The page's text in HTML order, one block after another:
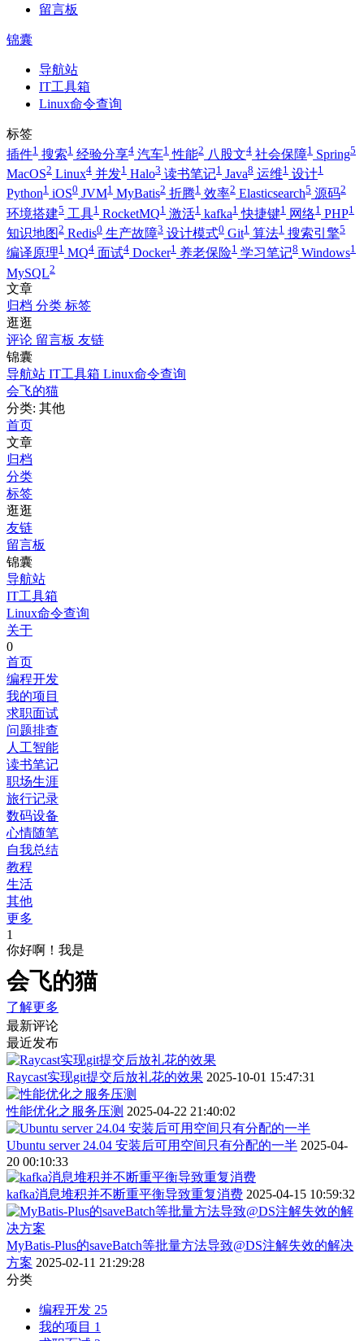
留言板
锦囊
导航站
IT工具箱
Linux命令查询
标签
插件1 搜索1 经验分享4 汽车1 性能2 八股文4 社会保障1 Spring5
MacOS2 Linux4 并发1 Halo3 读书笔记1 Java8 运维1 设计1
Python1 iOS0 JVM1 MyBatis2 折腾1 效率2 Elasticsearch5 源码2
环境搭建5 工具1 RocketMQ1 激活1 kafka1 快捷键1 网络1 PHP1
知识地图2 Redis0 生产故障3 设计模式0 Git1 算法1 搜索引擎5
编译原理1 MQ4 面试4 Docker1 养老保险1 学习笔记8 Windows1
MySQL2
文章
归档 分类 标签
逛逛
评论 留言板 友链
锦囊
导航站 IT工具箱 Linux命令查询
会飞的猫
分类: 其他
首页
文章
归档
分类
标签
逛逛
友链
留言板
锦囊
导航站
IT工具箱
Linux命令查询
关于
0
首页
编程开发
我的项目
求职面试
问题排查
人工智能
读书笔记
职场生涯
旅行记录
数码设备
心情随笔
自我总结
教程
生活
其他
更多
1
你好啊！我是
会飞的猫
了解更多
最新评论
最近发布
Raycast实现git提交后放礼花的效果 2025-10-01 15:47:31
性能优化之服务压测 2025-04-22 21:40:02
Ubuntu server 24.04 安装后可用空间只有分配的一半 2025-04-
20 00:10:33
kafka消息堆积并不断重平衡导致重复消费 2025-04-15 10:59:32
MyBatis-Plus的saveBatch等批量方法导致@DS注解失效的解决
方案 2025-02-11 21:29:28
分类
编程开发 25
我的项目 1